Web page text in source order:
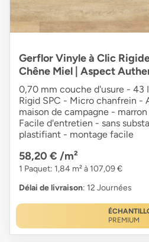
Gerflor Vinyle à Clic
Chêne Miel | Aspect
0,70 mm couche d'usure - 43
Rigid SPC - Micro chanfrein -
maison de campagne -
Facile d'entretien - sans
plastifiant - montage facile
58,20 € /m²
1 Paquet: 1,84 m² à 107,09 €
Délai de livraison: 12 Journées
PREMIUM